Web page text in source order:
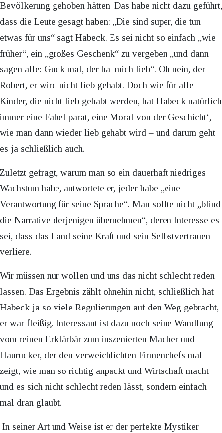
Bevölkerung gehoben hätten. Das habe nicht dazu geführt,
dass die Leute gesagt haben: „Die sind super, die tun
etwas für uns“ sagt Habeck. Es sei nicht so einfach „wie
früher“, ein „großes Geschenk“ zu vergeben „und dann
sagen alle: Guck mal, der hat mich lieb“. Oh nein, der
Robert, er wird nicht lieb gehabt. Doch wie für alle
Kinder, die nicht lieb gehabt werden, hat Habeck natürlich
immer eine Fabel parat, eine Moral von der Geschicht‘,
wie man dann wieder lieb gehabt wird – und darum geht
es ja schließlich auch.
Zuletzt gefragt, warum man so ein dauerhaft niedriges
Wachstum habe, antwortete er, jeder habe „eine
Verantwortung für seine Sprache“. Man sollte nicht „blind
die Narrative derjenigen übernehmen“, deren Interesse es
sei, dass das Land seine Kraft und sein Selbstvertrauen
verliere.
Wir müssen nur wollen und uns das nicht schlecht reden
lassen. Das Ergebnis zählt ohnehin nicht, schließlich hat
Habeck ja so viele Regulierungen auf den Weg gebracht,
er war fleißig. Interessant ist dazu noch seine Wandlung
vom reinen Erklärbär zum inszenierten Macher und
Haurucker, der den verweichlichten Firmenchefs mal
zeigt, wie man so richtig anpackt und Wirtschaft macht
und es sich nicht schlecht reden lässt, sondern einfach
mal dran glaubt.
In seiner Art und Weise ist er der perfekte Mystiker